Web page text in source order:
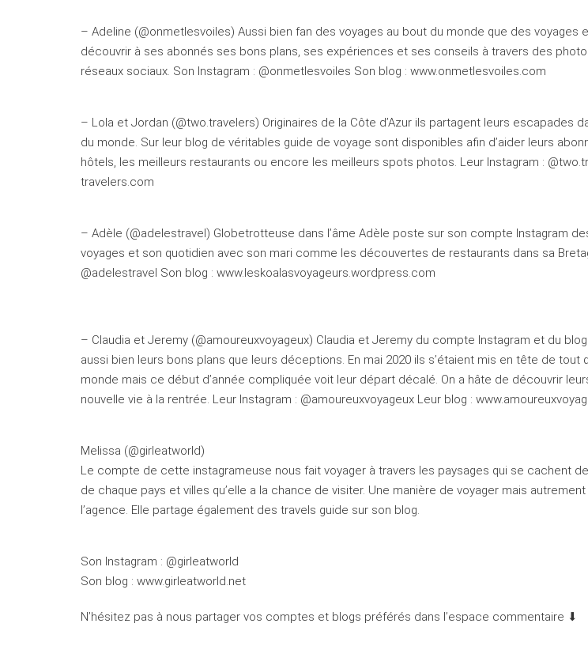
– Adeline (@onmetlesvoiles) Aussi bien fan des voyages au bout du monde que des voyages
découvrir à ses abonnés ses bons plans, ses expériences et ses conseils à travers des
réseaux sociaux. Son Instagram : @onmetlesvoiles Son blog : www.onmetlesvoiles.com
– Lola et Jordan (@two.travelers) Originaires de la Côte d’Azur ils partagent leurs escapades
du monde. Sur leur blog de véritables guide de voyage sont disponibles afin d’aider leurs
hôtels, les meilleurs restaurants ou encore les meilleurs spots photos. Leur Instagram :
travelers.com
– Adèle (@adelestravel) Globetrotteuse dans l’âme Adèle poste sur son compte Instagram
voyages et son quotidien avec son mari comme les découvertes de restaurants dans sa
@adelestravel Son blog : www.leskoalasvoyageurs.wordpress.com
– Claudia et Jeremy (@amoureuxvoyageux) Claudia et Jeremy du compte Instagram et du
aussi bien leurs bons plans que leurs déceptions. En mai 2020 ils s’étaient mis en tête de tout
monde mais ce début d’année compliquée voit leur départ décalé. On a hâte de découvrir
nouvelle vie à la rentrée. Leur Instagram : @amoureuxvoyageux Leur blog :
Melissa (@girleatworld)
Le compte de cette instagrameuse nous fait voyager à travers les paysages qui se cachent
de chaque pays et villes qu’elle a la chance de visiter. Une manière de voyager mais
l’agence. Elle partage également des travels guide sur son blog.
Son Instagram : @girleatworld
Son blog : www.girleatworld.net
N’hésitez pas à nous partager vos comptes et blogs préférés dans l’espace commentaire ⬇